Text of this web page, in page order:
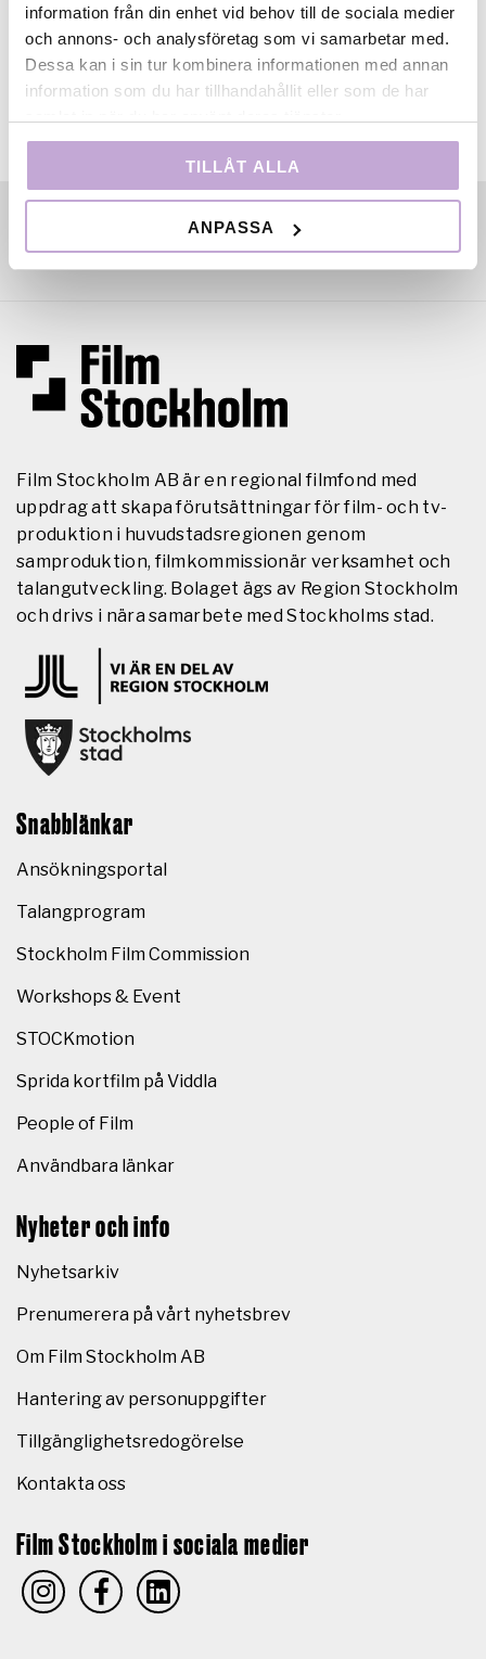
information från din enhet vid behov till de sociala medier
och annons- och analysföretag som vi samarbetar med.
Dessa kan i sin tur kombinera informationen med annan
information som du har tillhandahållit eller som de har
TILLÅT ALLA
ANPASSA
Film Stockholm AB är en regional filmfond med
uppdrag att skapa förutsättningar för film- och tv-
produktion i huvudstadsregionen genom
samproduktion, filmkommissionär verksamhet och
talangutveckling. Bolaget ägs av Region Stockholm
och drivs i nära samarbete med Stockholms stad.
Snabblänkar
Ansökningsportal
Talangprogram
Stockholm Film Commission
Workshops & Event
STOCKmotion
Sprida kortfilm på Viddla
People of Film
Användbara länkar
Nyheter och info
Nyhetsarkiv
Prenumerera på vårt nyhetsbrev
Om Film Stockholm AB
Hantering av personuppgifter
Tillgänglighetsredogörelse
Kontakta oss
Film Stockholm i sociala medier